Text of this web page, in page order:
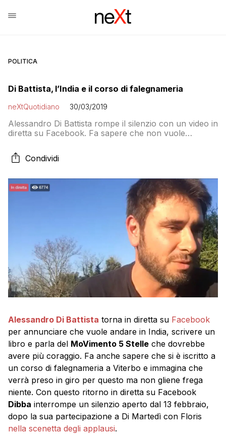
POLITICA
Di Battista, l’India e il corso di falegnameria
neXtQuotidiano 30/03/2019
Alessandro Di Battista rompe il silenzio con un video in
diretta su Facebook. Fa sapere che non vuole
parte per l’India
Condividi
Alessandro Di Battista torna in diretta su Facebook
per annunciare che vuole andare in India, scrivere un
libro e parla del MoVimento 5 Stelle che dovrebbe
avere più coraggio. Fa anche sapere che si è iscritto a
un corso di falegnameria a Viterbo e immagina che
verrà preso in giro per questo ma non gliene frega
niente. Con questo ritorno in diretta su Facebook
Dibba interrompe un silenzio aperto dal 13 febbraio,
dopo la sua partecipazione a Di Martedì con Floris
nella scenetta degli applausi.